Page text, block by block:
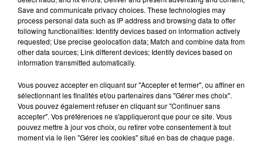
100%
100% Radio l'agenda de Toulouse
5 mars 2025 - 1 min 14 sec
L'AGENDA DE TOULOUSE DU 05/03/2025 À
13H35
Save and communicate privacy choices. These technologies may
process personal data such as IP address and browsing data to offer
following functionalities: Identify devices based on information actively
requested; Use precise geolocation data; Match and combine data from
other data sources; Link different devices; Identify devices based on
information transmitted automatically.
Vous pouvez accepter en cliquant sur "Accepter et fermer", ou affiner en
sélectionnant les finalités et/ou partenaires dans "Gérer mes choix".
Vous pouvez également refuser en cliquant sur "Continuer sans
accepter". Vos préférences ne s'appliqueront que pour ce site. Vous
pouvez mettre à jour vos choix, ou retirer votre consentement à tout
moment via le lien "Gérer les cookies" situé en bas de chaque page.